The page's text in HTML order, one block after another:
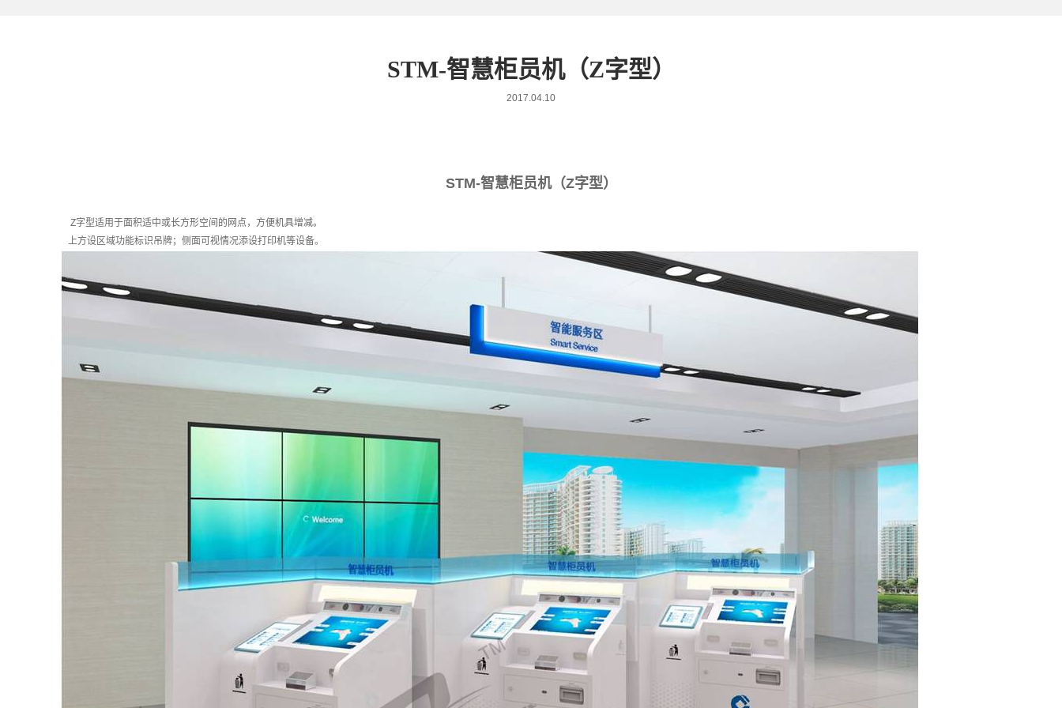
STM-智慧柜员机（Z字型）
2017.04.10
STM-智慧柜员机（Z字型）
Z字型适用于面积适中或长方形空间的网点，方便机具增减。
上方设区域功能标识吊牌；侧面可视情况添设打印机等设备。